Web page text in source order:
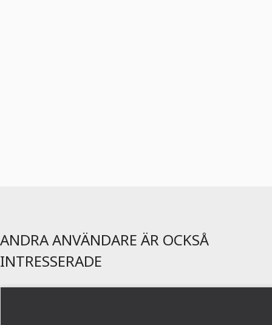
ANDRA ANVÄNDARE ÄR OCKSÅ
INTRESSERADE